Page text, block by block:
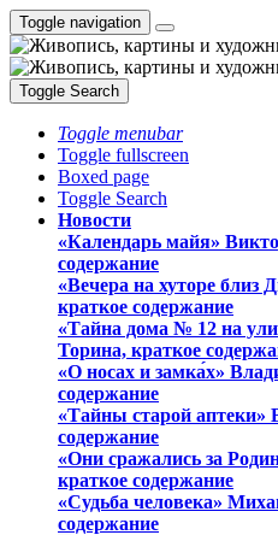
Toggle navigation
Toggle Search
Toggle menubar
Toggle fullscreen
Boxed page
Toggle Search
Новости
«Календарь майя»
содержание
«Вечера на хуторе близ
краткое содержание
«Тайна дома № 12 на
Торина, краткое
«О носах и замка́х»
содержание
«Тайны старой аптеки»
содержание
«Они сражались за
краткое содержание
«Судьба человека»
содержание